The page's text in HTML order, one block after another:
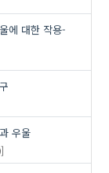
에 대한 작용-
우울